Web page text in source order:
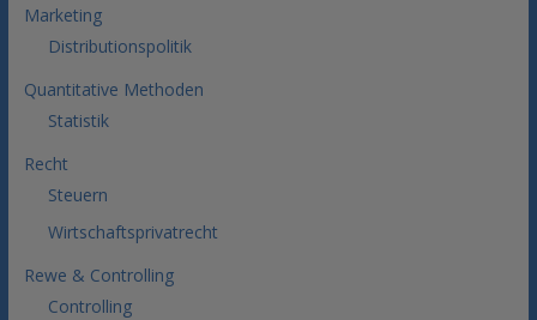
Marketing
Distributionspolitik
Quantitative Methoden
Statistik
Recht
Steuern
Wirtschaftsprivatrecht
Rewe & Controlling
Controlling